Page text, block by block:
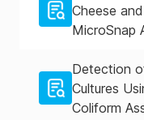
Cheese
MicroSnap
Detection
Cultures
Coliform